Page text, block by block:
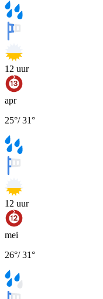
12 uur
apr
25°/31°
12 uur
mei
26°/31°